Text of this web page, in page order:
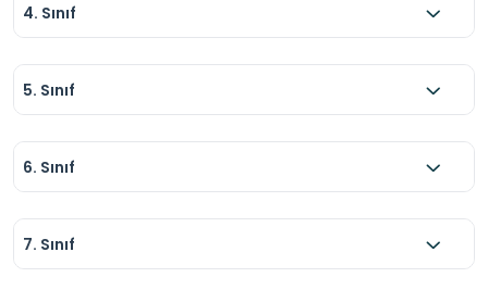
4. Sınıf
5. Sınıf
6. Sınıf
7. Sınıf